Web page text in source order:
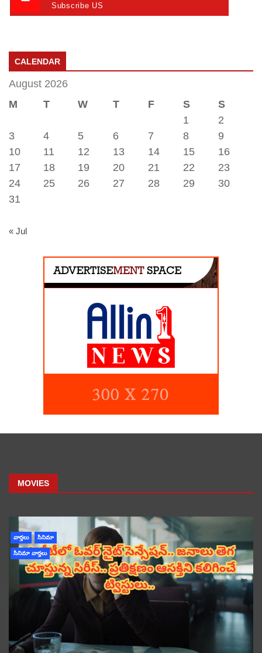
Subscribe US
CALENDAR
August 2026
M
T W T F S
S
1
2
3
4 5 6 7 8
9
10
11 12 13 14 15
16
17
18 19 20 21 22
23
24
25 26 27 28 29
30
31
« Jul
MOVIES
వార్తలు సినిమా
సినిమా వార్తలు